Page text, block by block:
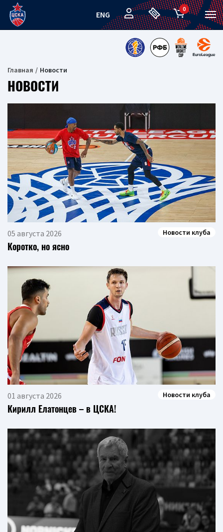
ENG
0
Главная Новости
НОВОСТИ
05 августа 2026 Новости клуба
Коротко, но ясно
01 августа 2026 Новости клуба
Кирилл Елатонцев – в ЦСКА!